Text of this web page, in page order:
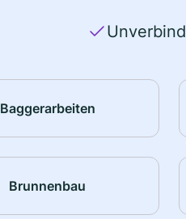
Baggerarbeiten
Brunnenbau